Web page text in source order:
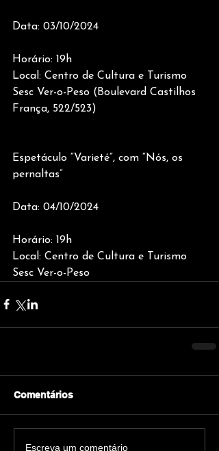
Data: 03/10/2024
Horário: 19h
Local: Centro de Cultura e Turismo
Sesc Ver-o-Peso (Boulevard Castilhos
França, 522/523)
Espetáculo “Varieté”, com “Nós, os
pernaltas”
Data: 04/10/2024
Horário: 19h
Local: Centro de Cultura e Turismo
Sesc Ver-o-Peso
Comentários
Escreva um comentário